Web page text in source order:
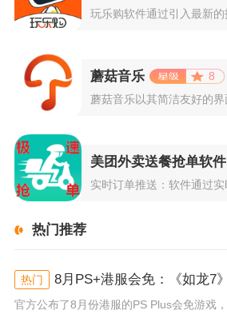
蘑菇音乐
8
美团外卖送餐抢单软件
热门推荐
热门